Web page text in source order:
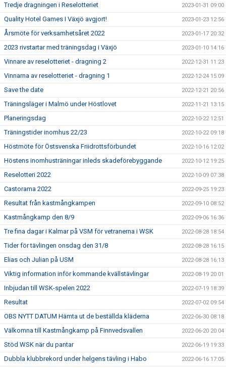
Tredje dragningen i Reselotteriet 2023-01-31 09:00
Quality Hotel Games I Växjö avgjort! 2023-01-23 12:56
Årsmöte för verksamhetsåret 2022 2023-01-17 20:32
2023 rivstartar med träningsdag i Växjö 2023-01-10 14:16
Vinnare av reselotteriet - dragning 2 2022-12-31 11:23
Vinnarna av reselotteriet - dragning 1 2022-12-24 15:09
Save the date 2022-12-21 20:56
Träningsläger i Malmö under Höstlovet 2022-11-21 13:15
Planeringsdag 2022-10-22 12:51
Träningstider inomhus 22/23 2022-10-22 09:18
Höstmöte för Östsvenska Friidrottsförbundet 2022-10-16 12:02
Höstens inomhusträningar inleds skadeförebyggande 2022-10-12 19:25
Reselotteri 2022 2022-10-09 07:38
Castorama 2022 2022-09-25 19:23
Resultat från kastmångkampen 2022-09-10 08:52
Kastmångkamp den 8/9 2022-09-06 16:36
Tre fina dagar i Kalmar på VSM för vetranerna i WSK 2022-08-28 18:54
Tider för tävlingen onsdag den 31/8 2022-08-28 16:15
Elias och Julian på USM 2022-08-28 16:13
Viktig information inför kommande kvällstävlingar 2022-08-19 20:01
Inbjudan till WSK-spelen 2022 2022-07-19 18:39
Resultat 2022-07-02 09:54
OBS NYTT DATUM Hämta ut de beställda kläderna 2022-06-30 08:18
Välkomna till Kastmångkamp på Finnvedsvallen 2022-06-20 20:04
Stöd WSK när du pantar 2022-06-19 19:33
Dubbla klubbrekord under helgens tävling i Habo 2022-06-16 17:05